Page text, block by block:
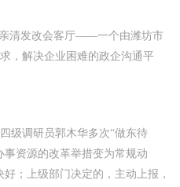
清发改会客厅——一个由潍坊市
，解决企业困难的政企沟通平
调研员郭木华多次“做东待
资源的改革举措变为常规动
；上级部门决定的，主动上报，